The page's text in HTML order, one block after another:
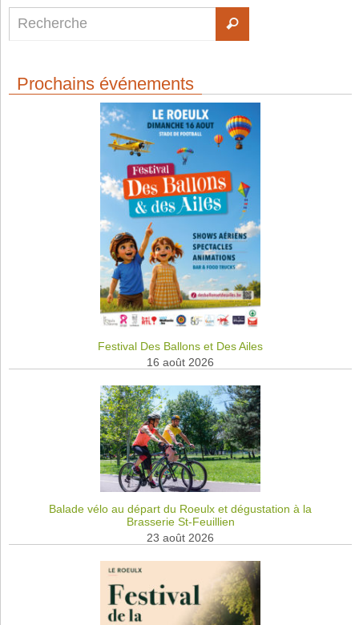
Prochains événements
Festival Des Ballons et Des Ailes
16 août 2026
Balade vélo au départ du Roeulx et dégustation à la
Brasserie St-Feuillien
23 août 2026